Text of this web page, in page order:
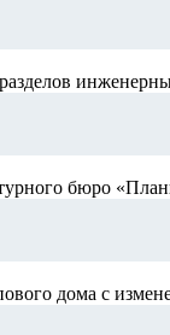
бюро
дома с